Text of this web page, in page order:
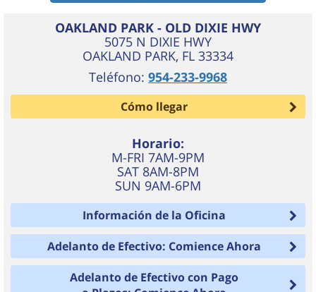
OAKLAND PARK - OLD DIXIE HWY
5075 N DIXIE HWY
OAKLAND PARK, FL 33334
Teléfono: 954-233-9968
Cómo llegar
Horario:
M-FRI 7AM-9PM
SAT 8AM-8PM
SUN 9AM-6PM
Información de la Oficina
Adelanto de Efectivo: Comience Ahora
Adelanto de Efectivo con Pago